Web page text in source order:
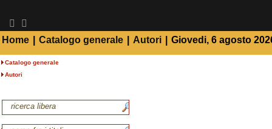
Home Catalogo generale Autori Giovedi, 6 agosto
Catalogo generale
Autori